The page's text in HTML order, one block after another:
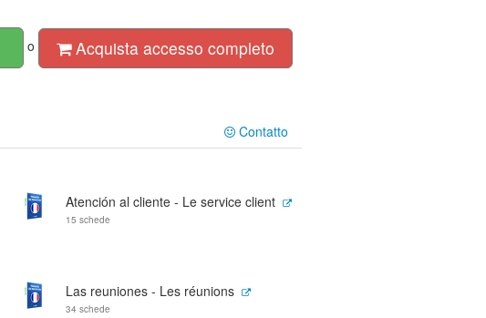
o Acquista accesso completo
Contatto
Atención al cliente - Le service client
15 schede
Las reuniones - Les réunions
34 schede